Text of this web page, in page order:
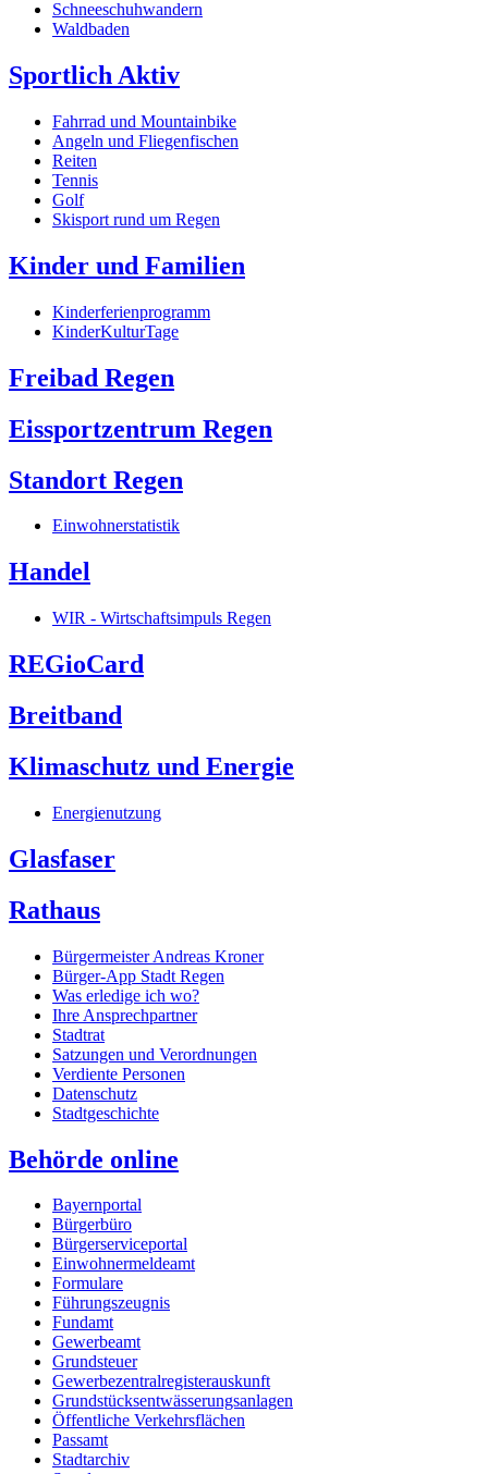
Schneeschuhwandern
Waldbaden
Sportlich Aktiv
Fahrrad und Mountainbike
Angeln und Fliegenfischen
Reiten
Tennis
Golf
Skisport rund um Regen
Kinder und Familien
Kinderferienprogramm
KinderKulturTage
Freibad Regen
Eissportzentrum Regen
Standort Regen
Einwohnerstatistik
Handel
WIR - Wirtschaftsimpuls Regen
REGioCard
Breitband
Klimaschutz und Energie
Energienutzung
Glasfaser
Rathaus
Bürgermeister Andreas Kroner
Bürger-App Stadt Regen
Was erledige ich wo?
Ihre Ansprechpartner
Stadtrat
Satzungen und Verordnungen
Verdiente Personen
Datenschutz
Stadtgeschichte
Behörde online
Bayernportal
Bürgerbüro
Bürgerserviceportal
Einwohnermeldeamt
Formulare
Führungszeugnis
Fundamt
Gewerbeamt
Grundsteuer
Gewerbezentralregisterauskunft
Grundstücksentwässerungsanlagen
Öffentliche Verkehrsflächen
Passamt
Stadtarchiv